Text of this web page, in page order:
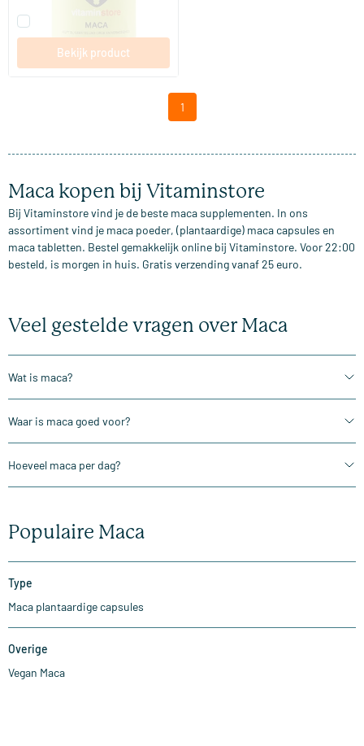
Vergelijk dit product
Bekijk product
1
Maca kopen bij Vitaminstore
Bij Vitaminstore vind je de beste maca supplementen. In ons
assortiment vind je maca poeder, (plantaardige) maca capsules en
maca tabletten. Bestel gemakkelijk online bij Vitaminstore. Voor 22:00
besteld, is morgen in huis. Gratis verzending vanaf 25 euro.
Veel gestelde vragen over Maca
Wat is maca?
Waar is maca goed voor?
Hoeveel maca per dag?
Populaire Maca
Type
Maca plantaardige capsules
Overige
Vegan Maca